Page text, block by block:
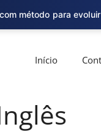
Início
método para